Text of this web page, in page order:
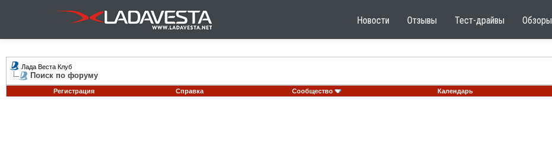
Новости Отзывы Тест-драйвы Обзоры
Лада Веста Клуб
Поиск по форуму
Регистрация
Справка Сообщество Календарь